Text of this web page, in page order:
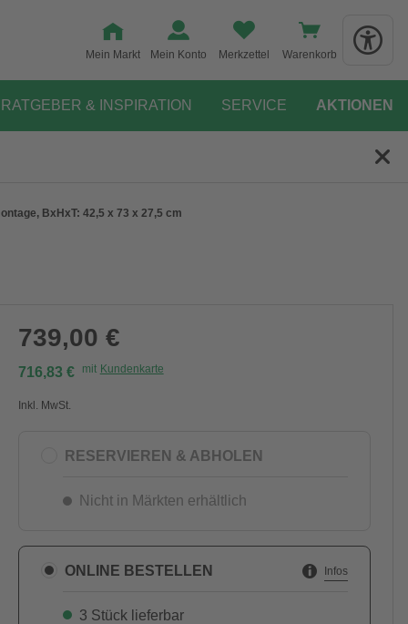
Mein Markt Mein Konto Merkzettel Warenkorb
RATGEBER & INSPIRATION SERVICE AKTIONEN
BxHxT: 42,5 x 73 x 27,5 cm
739,00 €
716,83 € mit Kundenkarte
Inkl. MwSt.
RESERVIEREN & ABHOLEN
Nicht in Märkten erhältlich
ONLINE BESTELLEN Infos
3 Stück lieferbar